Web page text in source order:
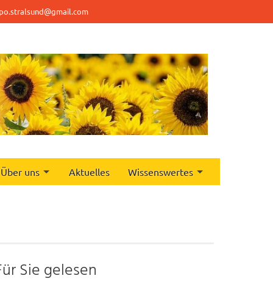
Über uns Aktuelles Wissenswertes
Sie gelesen